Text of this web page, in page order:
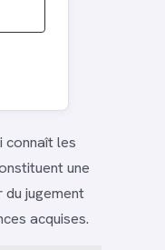
connaît les
une
jugement
acquises.